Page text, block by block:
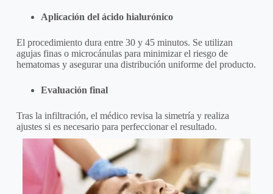
Aplicación del ácido hialurónico
El procedimiento dura entre 30 y 45 minutos. Se utilizan
agujas finas o microcánulas para minimizar el riesgo de
hematomas y asegurar una distribución uniforme del producto.
Evaluación final
Tras la infiltración, el médico revisa la simetría y realiza
ajustes si es necesario para perfeccionar el resultado.